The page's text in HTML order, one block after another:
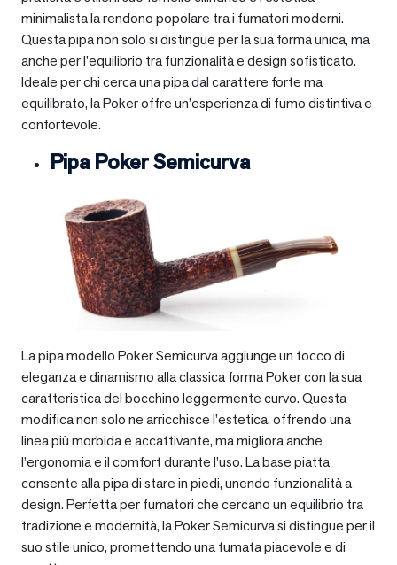
minimalista la rendono popolare tra i fumatori moderni.
Questa pipa non solo si distingue per la sua forma unica, ma
anche per l’equilibrio tra funzionalità e design sofisticato.
Ideale per chi cerca una pipa dal carattere forte ma
equilibrato, la Poker offre un’esperienza di fumo distintiva e
confortevole.
Pipa Poker Semicurva
La pipa modello Poker Semicurva aggiunge un tocco di
eleganza e dinamismo alla classica forma Poker con la sua
caratteristica del bocchino leggermente curvo. Questa
modifica non solo ne arricchisce l’estetica, offrendo una
linea più morbida e accattivante, ma migliora anche
l’ergonomia e il comfort durante l’uso. La base piatta
consente alla pipa di stare in piedi, unendo funzionalità a
design. Perfetta per fumatori che cercano un equilibrio tra
tradizione e modernità, la Poker Semicurva si distingue per il
suo stile unico, promettendo una fumata piacevole e di